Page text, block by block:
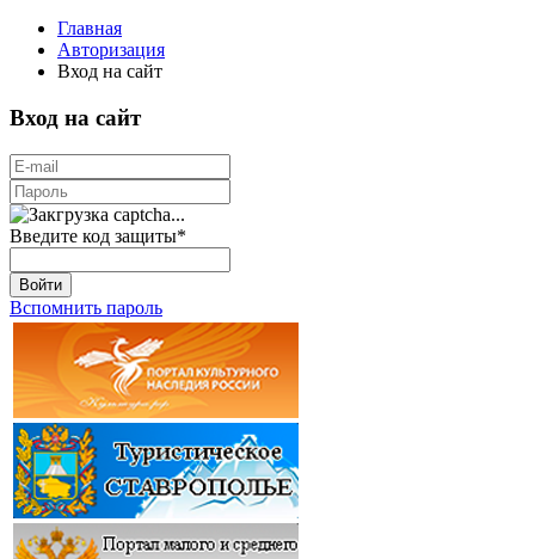
Главная
Авторизация
Вход на сайт
Вход на сайт
Введите код защиты*
Войти
Вспомнить пароль